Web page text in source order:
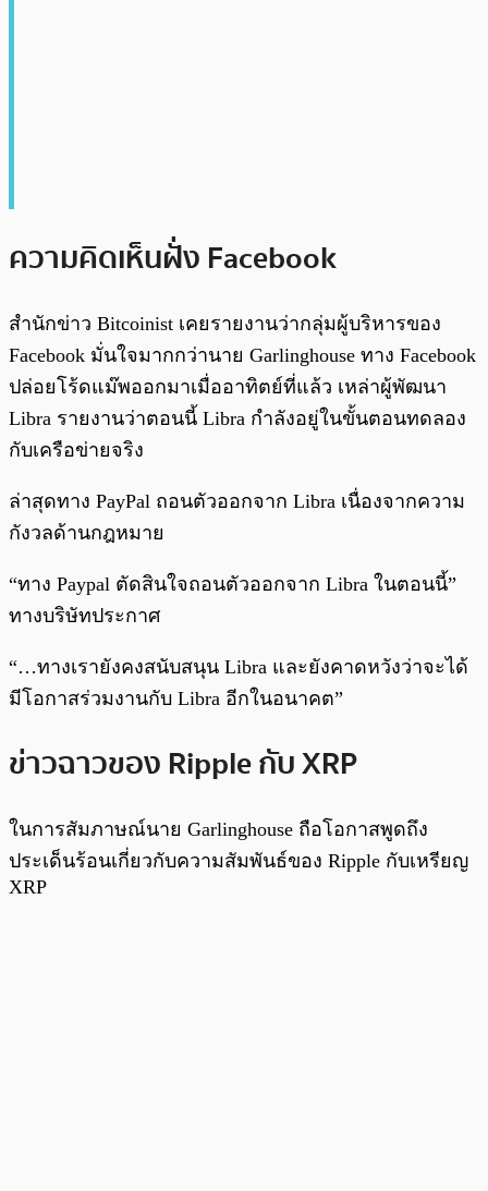
ความคิดเห็นฝั่ง Facebook
สำนักข่าว Bitcoinist เคยรายงานว่ากลุ่มผู้บริหารของ
Facebook มั่นใจมากกว่านาย Garlinghouse ทาง Facebook
ปล่อยโร้ดแม๊พออกมาเมื่ออาทิตย์ที่แล้ว เหล่าผู้พัฒนา
Libra รายงานว่าตอนนี้ Libra กำลังอยู่ในขั้นตอนทดลอง
กับเครือข่ายจริง
ล่าสุดทาง PayPal ถอนตัวออกจาก Libra เนื่องจากความ
กังวลด้านกฎหมาย
“ทาง Paypal ตัดสินใจถอนตัวออกจาก Libra ในตอนนี้”
ทางบริษัทประกาศ
“…ทางเรายังคงสนับสนุน Libra และยังคาดหวังว่าจะได้
มีโอกาสร่วมงานกับ Libra อีกในอนาคต”
ข่าวฉาวของ Ripple กับ XRP
ในการสัมภาษณ์นาย Garlinghouse ถือโอกาสพูดถึง
ประเด็นร้อนเกี่ยวกับความสัมพันธ์ของ Ripple กับเหรียญ
XRP